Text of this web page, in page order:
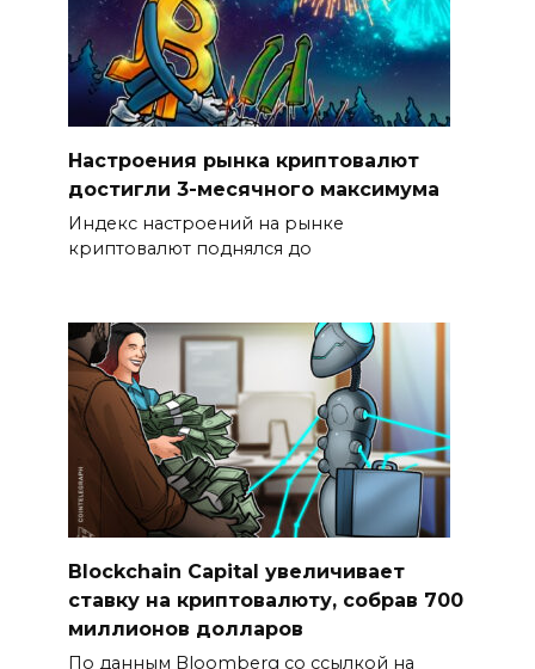
Настроения рынка криптовалют
достигли 3-месячного максимума
Индекс настроений на рынке
криптовалют поднялся до
Blockchain Capital увеличивает
ставку на криптовалюту, собрав 700
миллионов долларов
По данным Bloomberg со ссылкой на